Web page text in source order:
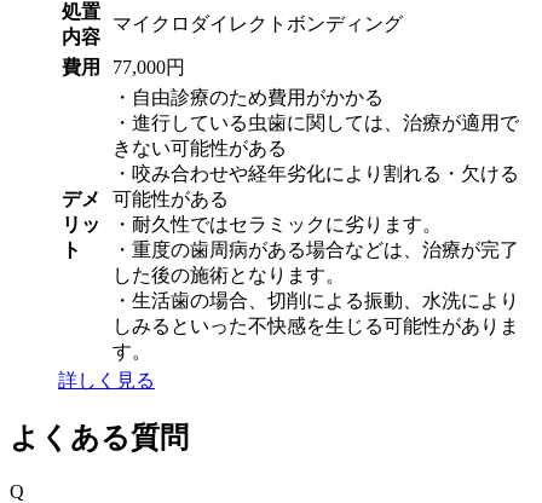
処置
内容
マイクロダイレクトボンディング
費用 77,000円
デメ
リッ
ト
・自由診療のため費用がかかる
・進行している虫歯に関しては、治療が適用で
きない可能性がある
・咬み合わせや経年劣化により割れる・欠ける
可能性がある
・耐久性ではセラミックに劣ります。
・重度の歯周病がある場合などは、治療が完了
した後の施術となります。
・生活歯の場合、切削による振動、水洗により
しみるといった不快感を生じる可能性がありま
す。
詳しく見る
よくある質問
Q